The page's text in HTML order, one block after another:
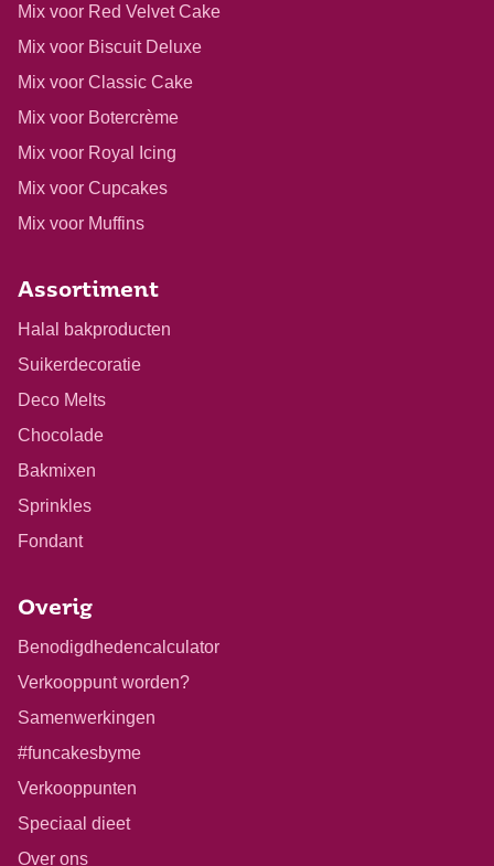
Mix voor Red Velvet Cake
Mix voor Biscuit Deluxe
Mix voor Classic Cake
Mix voor Botercrème
Mix voor Royal Icing
Mix voor Cupcakes
Mix voor Muffins
Assortiment
Halal bakproducten
Suikerdecoratie
Deco Melts
Chocolade
Bakmixen
Sprinkles
Fondant
Overig
Benodigdhedencalculator
Verkooppunt worden?
Samenwerkingen
#funcakesbyme
Verkooppunten
Speciaal dieet
Over ons